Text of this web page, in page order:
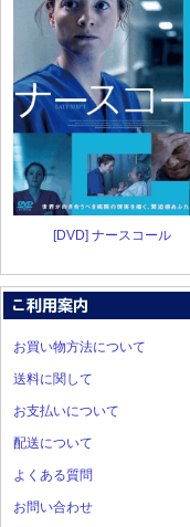
[DVD] ナースコール
お買い物方法について
送料に関して
お支払いについて
配送について
よくある質問
お問い合わせ